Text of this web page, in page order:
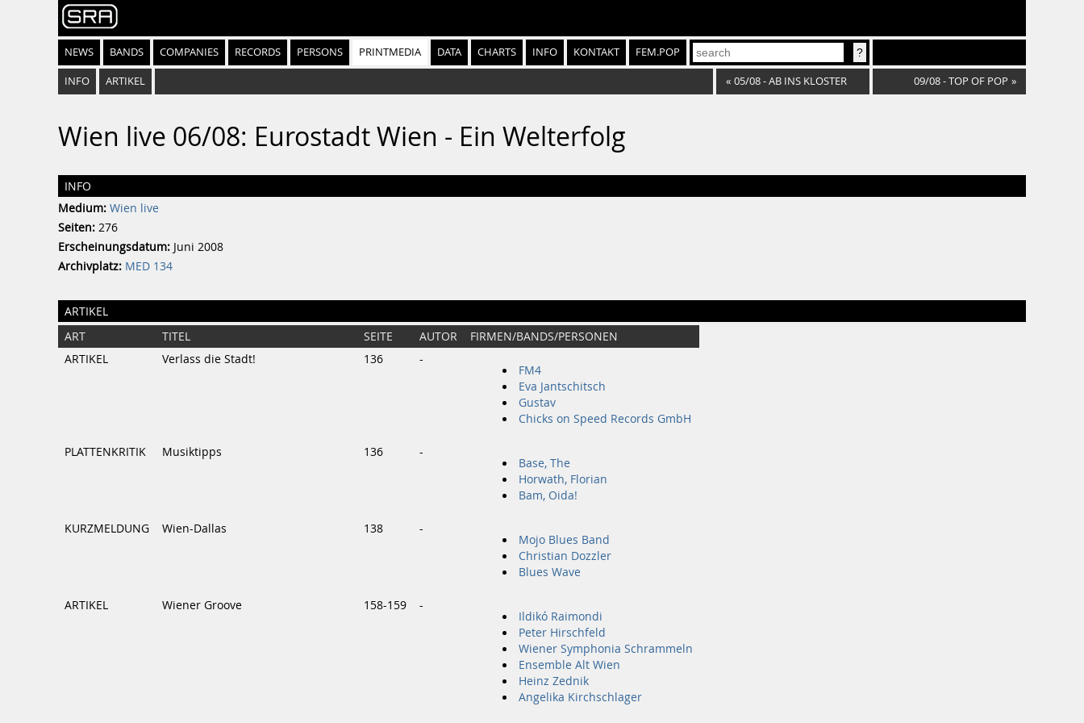
NEWS BANDS COMPANIES RECORDS PERSONS PRINTMEDIA DATA CHARTS INFO KONTAKT FEM.POP
INFO ARTIKEL « 05/08 - AB INS KLOSTER 09/08 - TOP OF POP »
Wien live 06/08: Eurostadt Wien - Ein Welterfolg
INFO
Medium: Wien live
Seiten: 276
Erscheinungsdatum: Juni 2008
Archivplatz: MED 134
ARTIKEL
ART TITEL SEITE AUTOR
FIRMEN/BANDS/PERSONEN
ARTIKEL
Verlass die Stadt! 136 -
FM4
Eva Jantschitsch
Gustav
Chicks on Speed Records GmbH
PLATTENKRITIK Musiktipps 136 -
Base, The
Horwath, Florian
Bam, Oida!
KURZMELDUNG Wien-Dallas 138 -
Mojo Blues Band
Christian Dozzler
Blues Wave
ARTIKEL Wiener Groove 158-159 -
Ildikó Raimondi
Peter Hirschfeld
Wiener Symphonia Schrammeln
Ensemble Alt Wien
Heinz Zednik
Angelika Kirchschlager